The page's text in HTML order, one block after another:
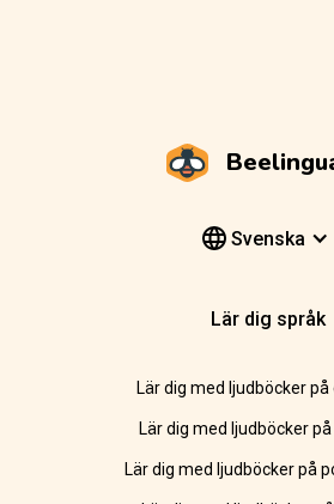
Svenska
Lär dig språk
Lär dig med ljudböcker på
Lär dig med ljudböcker
Lär dig med ljudböcker på